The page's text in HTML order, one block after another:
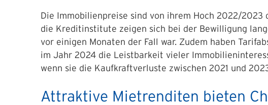
Die Immobilienpreise sind von ihrem Hoch 2022/2023
die Kreditinstitute zeigen sich bei der Bewilligung
vor einigen Monaten der Fall war. Zudem haben
im Jahr 2024 die Leistbarkeit vieler
wenn sie die Kaufkraftverluste zwischen 2021 und
Attraktive Mietrenditen bieten